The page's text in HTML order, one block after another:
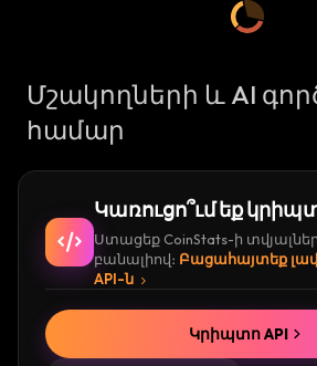
Մշակողների և AI
համար
Կառուցո՞ւմ եք
Ստացեք CoinStats-ի
բանալիով։ Բացահայտեք
API-ն
Կրիպտո API